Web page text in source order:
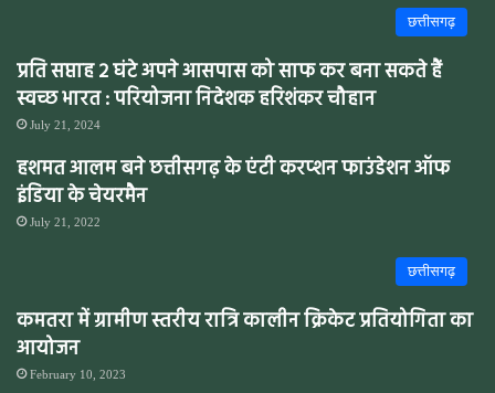
छत्तीसगढ़
प्रति सप्ताह 2 घंटे अपने आसपास को साफ कर बना सकते हैं
स्वच्छ भारत : परियोजना निदेशक हरिशंकर चौहान
July 21, 2024
हशमत आलम बने छत्तीसगढ़ के एंटी करप्शन फाउंडेशन ऑफ
इंडिया के चेयरमैन
July 21, 2022
छत्तीसगढ़
कमतरा में ग्रामीण स्तरीय रात्रि कालीन क्रिकेट प्रतियोगिता का
आयोजन
February 10, 2023